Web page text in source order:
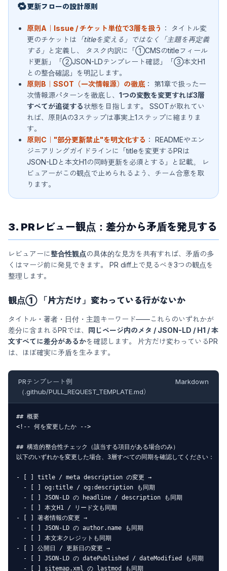
🔁更新フローの設計原則
原則A｜Issue / チケット単位で3層を扱う ： タイトル変
更のチケットは 「titleを変える」ではなく「主題を再定義
する」 と定義し、 タスク内訳に「①CMSのtitleフィール
ド更新」「②JSON-LDテンプレート確認」「③本文H1
との整合確認」を明記します。
原則B｜SSOT（一次情報源）の徹底 ： 第1章で扱った一
次情報源パターンを徹底し、 1つの変数を変更すれば3層
すべてが追従する状態を目指します。 SSOTが取れてい
れば、原則Aの3ステップは事実上1ステップに縮まりま
す。
原則C｜"部分更新禁止"を明文化する ： READMEやエン
ジニアリングガイドラインに「titleを変更するPRは
JSON-LDと本文H1の同時更新を必須とする」と記載。 レ
ビュアーがこの観点で止められるよう、チーム合意を取
ります。
3. PRレビュー観点：差分から矛盾を発見する
レビュアーに整合性観点の具体的な見方を共有すれば、矛盾の多
くはマージ前に発見できます。 PR diff上で見るべき3つの観点を
整理します。
観点① 「片方だけ」変わっている行がないか
タイトル・著者・日付・主題キーワード——これらのいずれかが
差分に含まれるPRでは、 同じページ内のメタ / JSON-LD / H1 / 本
文すべてに差分があるかを確認します。 片方だけ変わっているPR
は、ほぼ確実に矛盾を生みます。
PRテンプレート例
（.github/PULL_REQUEST_TEMPLATE.md）
Markdown
## 概要
<!-- 何を変更したか -->
## 構造的整合性チェック（該当する項目がある場合のみ）
以下のいずれかを変更した場合、3層すべての同期を確認してください：
- [ ] title / meta description の変更 →
  - [ ] og:title / og:description も同期
  - [ ] JSON-LD の headline / description も同期
  - [ ] 本文H1 / リード文も同期
- [ ] 著者情報の変更 →
  - [ ] JSON-LD の author.name も同期
  - [ ] 本文末クレジットも同期
- [ ] 公開日 / 更新日の変更 →
  - [ ] JSON-LD の datePublished / dateModified も同期
  - [ ] sitemap.xml の lastmod も同期